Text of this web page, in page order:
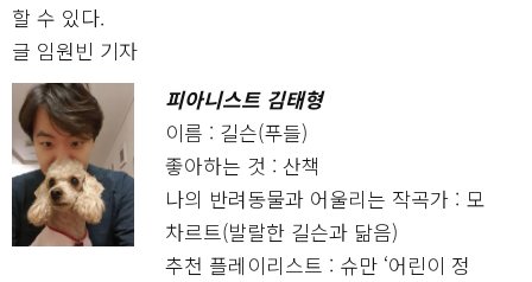
할 수 있다.
글 임원빈 기자
피아니스트 김태형
이름 : 길슨(푸들)
좋아하는 것 : 산책
나의 반려동물과 어울리는 작곡가 : 모
차르트(발랄한 길슨과 닮음)
추천 플레이리스트 : 슈만 ‘어린이 정